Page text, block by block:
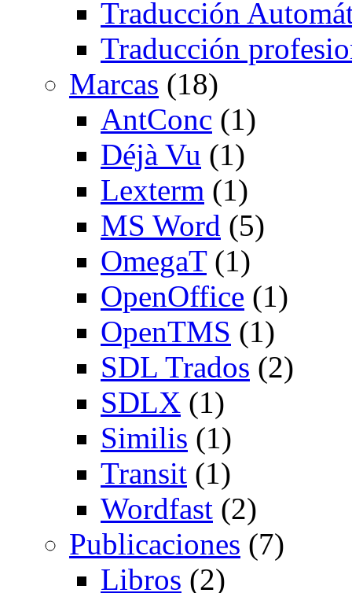
Traducción
Traducción
Marcas (18)
AntConc (1)
Déjà Vu (1)
Lexterm (1)
MS Word (5)
OmegaT(1)
OpenOffice (1)
OpenTMS (1)
SDL Trados (2)
SDLX (1)
Similis (1)
Transit (1)
Wordfast (2)
Publicaciones (7)
Libros (2)